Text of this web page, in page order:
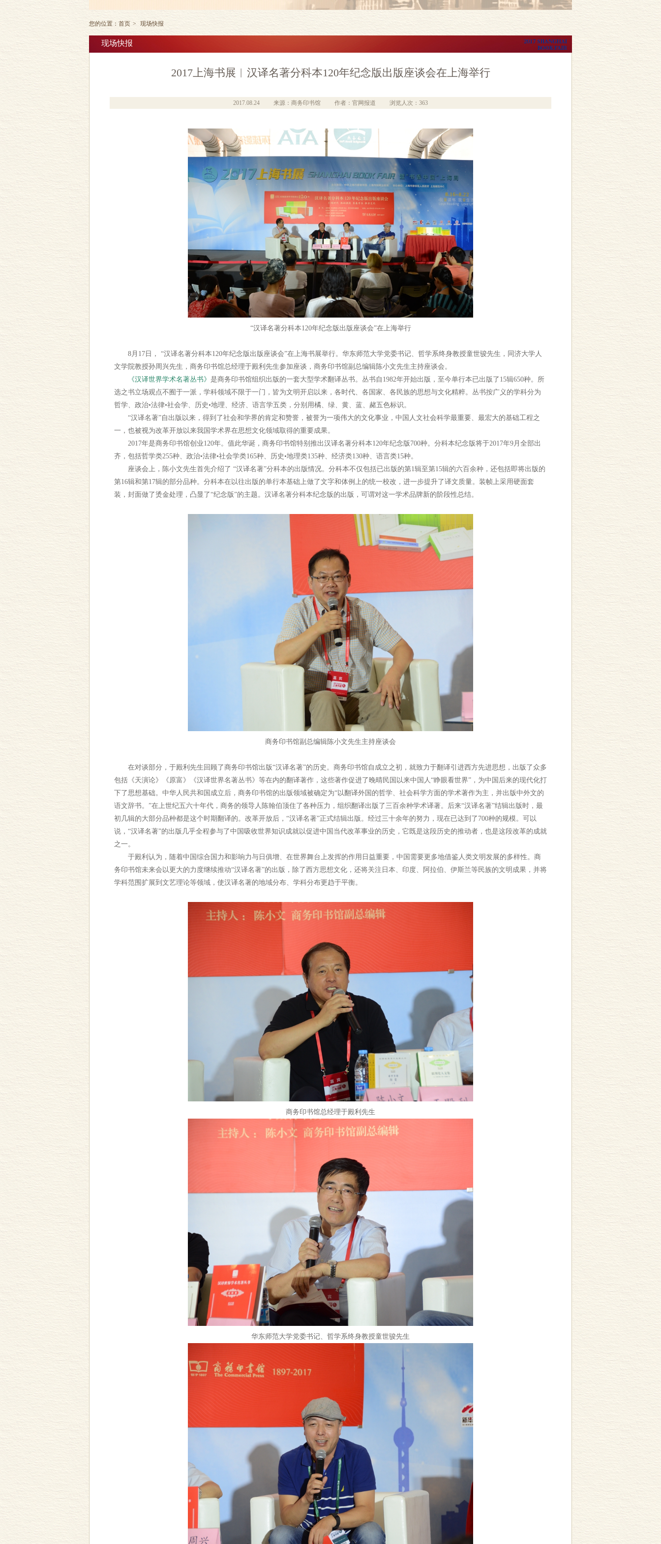
您的位置： 首页 > 现场快报
现场快报
2017上海书展︱汉译名著分科本120年纪念版出版座谈会在上海举行
2017.08.24 来源：商务印书馆 作者：官网报道 浏览人次：363
“汉译名著分科本120年纪念版出版座谈会”在上海举行
8月17日， “汉译名著分科本120年纪念版出版座谈会”在上海书展举行。华东师范大学党委书记、哲学系终身教授童世骏先生，同济大学人
文学院教授孙周兴先生，商务印书馆总经理于殿利先生参加座谈，商务印书馆副总编辑陈小文先生主持座谈会。
《汉译世界学术名著丛书》 是商务印书馆组织出版的一套大型学术翻译丛书。丛书自1982年开始出版，至今单行本已出版了15辑650种。所
选之书立场观点不囿于一派，学科领域不限于一门，皆为文明开启以来，各时代、各国家、各民族的思想与文化精粹。丛书按广义的学科分为
哲学、政治•法律•社会学、历史•地理、经济、语言学五类，分别用橘、绿、黄、蓝、赭五色标识。
“汉译名著”自出版以来，得到了社会和学界的肯定和赞誉，被誉为一项伟大的文化事业，中国人文社会科学最重要、最宏大的基础工程之
一，也被视为改革开放以来我国学术界在思想文化领域取得的重要成果。
2017年是商务印书馆创业120年。值此华诞，商务印书馆特别推出汉译名著分科本120年纪念版700种。分科本纪念版将于2017年9月全部出
齐，包括哲学类255种、政治•法律•社会学类165种、历史•地理类135种、经济类130种、语言类15种。
座谈会上，陈小文先生首先介绍了 “汉译名著”分科本的出版情况。分科本不仅包括已出版的第1辑至第15辑的六百余种，还包括即将出版的
第16辑和第17辑的部分品种。分科本在以往出版的单行本基础上做了文字和体例上的统一校改，进一步提升了译文质量。装帧上采用硬面套
装，封面做了烫金处理，凸显了“纪念版”的主题。汉译名著分科本纪念版的出版，可谓对这一学术品牌新的阶段性总结。
商务印书馆副总编辑陈小文先生主持座谈会
在对谈部分，于殿利先生回顾了商务印书馆出版“汉译名著”的历史。商务印书馆自成立之初，就致力于翻译引进西方先进思想，出版了众多
包括《天演论》《原富》《汉译世界名著丛书》等在内的翻译著作，这些著作促进了晚晴民国以来中国人“睁眼看世界”，为中国后来的现代化打
下了思想基础。中华人民共和国成立后，商务印书馆的出版领域被确定为“以翻译外国的哲学、社会科学方面的学术著作为主，并出版中外文的
语文辞书。”在上世纪五六十年代，商务的领导人陈翰伯顶住了各种压力，组织翻译出版了三百余种学术译著。后来“汉译名著”结辑出版时，最
初几辑的大部分品种都是这个时期翻译的。改革开放后，“汉译名著”正式结辑出版。经过三十余年的努力，现在已达到了700种的规模。可以
说，“汉译名著”的出版几乎全程参与了中国吸收世界知识成就以促进中国当代改革事业的历史，它既是这段历史的推动者，也是这段改革的成就
之一。
于殿利认为，随着中国综合国力和影响力与日俱增、在世界舞台上发挥的作用日益重要，中国需要更多地借鉴人类文明发展的多样性。商
务印书馆未来会以更大的力度继续推动“汉译名著”的出版，除了西方思想文化，还将关注日本、印度、阿拉伯、伊斯兰等民族的文明成果，并将
学科范围扩展到文艺理论等领域，使汉译名著的地域分布、学科分布更趋于平衡。
商务印书馆总经理于殿利先生
华东师范大学党委书记、哲学系终身教授童世骏先生